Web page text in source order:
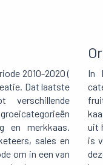
2010-2020 (
Dat laatste
en merkkaas.
sales en
om in een van
In
uit
is